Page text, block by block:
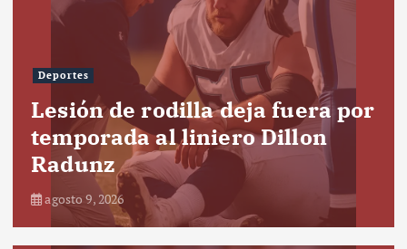
Deportes
Lesión de rodilla deja fuera por
temporada al liniero Dillon
Radunz
agosto 9, 2026